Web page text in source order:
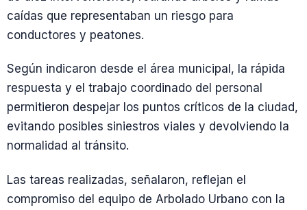
caídas que representaban un riesgo para
conductores y peatones.
Según indicaron desde el área municipal, la rápida
respuesta y el trabajo coordinado del personal
permitieron despejar los puntos críticos de la ciudad,
evitando posibles siniestros viales y devolviendo la
normalidad al tránsito.
Las tareas realizadas, señalaron, reflejan el
compromiso del equipo de Arbolado Urbano con la